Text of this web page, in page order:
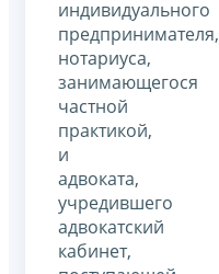
индивидуального
предпринимателя,
нотариуса,
занимающегося
частной
практикой,
и
адвоката,
учредившего
адвокатский
кабинет,